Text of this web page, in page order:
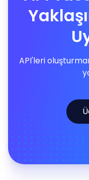
API'leri